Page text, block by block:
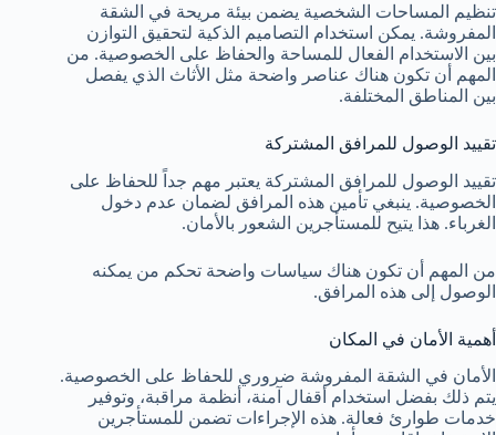
تنظيم المساحات الشخصية يضمن بيئة مريحة في الشقة
المفروشة. يمكن استخدام التصاميم الذكية لتحقيق التوازن
بين الاستخدام الفعال للمساحة والحفاظ على الخصوصية. من
المهم أن تكون هناك عناصر واضحة مثل الأثاث الذي يفصل
بين المناطق المختلفة.
تقييد الوصول للمرافق المشتركة
تقييد الوصول للمرافق المشتركة يعتبر مهم جداً للحفاظ على
الخصوصية. ينبغي تأمين هذه المرافق لضمان عدم دخول
الغرباء. هذا يتيح للمستأجرين الشعور بالأمان.
من المهم أن تكون هناك سياسات واضحة تحكم من يمكنه
الوصول إلى هذه المرافق.
أهمية الأمان في المكان
الأمان في الشقة المفروشة ضروري للحفاظ على الخصوصية.
يتم ذلك بفضل استخدام أقفال آمنة، أنظمة مراقبة، وتوفير
خدمات طوارئ فعالة. هذه الإجراءات تضمن للمستأجرين